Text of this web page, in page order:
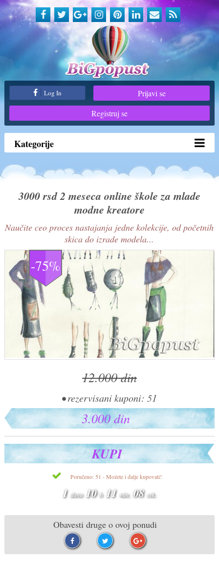
Log In
Prijavi se
Registruj se
Kategorije
3000 rsd 2 meseca online škole za mlade
modne kreatore
Naučite ceo proces nastajanja jedne kolekcije, od početnih
skica do izrade modela...
-75%
12.000 din
• rezervisani kuponi: 51
3.000 din
KUPI
Poručeno: 51 - Možete i dalje kupovati!
1dana 10h 11min. 08sek.
Obavesti druge o ovoj ponudi